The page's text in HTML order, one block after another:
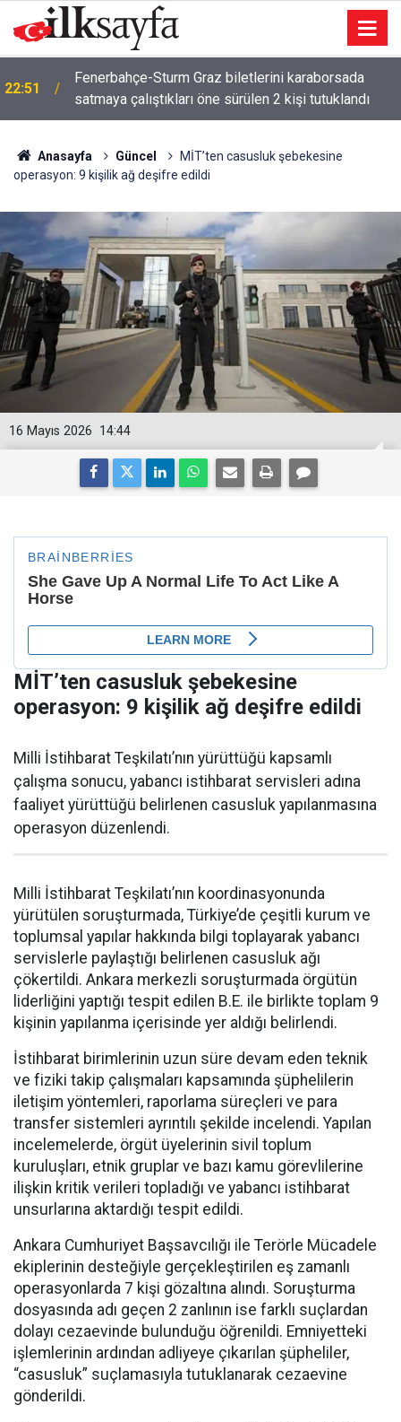
22:51
Fenerbahçe-Sturm Graz biletlerini karaborsada
satmaya çalıştıkları öne sürülen 2 kişi tutuklandı
Anasayfa Güncel
MİT’ten casusluk şebekesine
operasyon: 9 kişilik ağ deşifre edildi
14:44
16 Mayıs 2026
MİT’ten casusluk şebekesine
operasyon: 9 kişilik ağ deşifre edildi
Milli İstihbarat Teşkilatı’nın yürüttüğü kapsamlı
çalışma sonucu, yabancı istihbarat servisleri adına
faaliyet yürüttüğü belirlenen casusluk yapılanmasına
operasyon düzenlendi.
Milli İstihbarat Teşkilatı’nın koordinasyonunda
yürütülen soruşturmada, Türkiye’de çeşitli kurum ve
toplumsal yapılar hakkında bilgi toplayarak yabancı
servislerle paylaştığı belirlenen casusluk ağı
çökertildi. Ankara merkezli soruşturmada örgütün
liderliğini yaptığı tespit edilen B.E. ile birlikte toplam 9
kişinin yapılanma içerisinde yer aldığı belirlendi.
İstihbarat birimlerinin uzun süre devam eden teknik
ve fiziki takip çalışmaları kapsamında şüphelilerin
iletişim yöntemleri, raporlama süreçleri ve para
transfer sistemleri ayrıntılı şekilde incelendi. Yapılan
incelemelerde, örgüt üyelerinin sivil toplum
kuruluşları, etnik gruplar ve bazı kamu görevlilerine
ilişkin kritik verileri topladığı ve yabancı istihbarat
unsurlarına aktardığı tespit edildi.
Ankara Cumhuriyet Başsavcılığı ile Terörle Mücadele
ekiplerinin desteğiyle gerçekleştirilen eş zamanlı
operasyonlarda 7 kişi gözaltına alındı. Soruşturma
dosyasında adı geçen 2 zanlının ise farklı suçlardan
dolayı cezaevinde bulunduğu öğrenildi. Emniyetteki
işlemlerinin ardından adliyeye çıkarılan şüpheliler,
“casusluk” suçlamasıyla tutuklanarak cezaevine
gönderildi.